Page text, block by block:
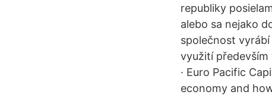
republiky
alebo sa nejako
společnost
využití
· Euro Pacific
economy and